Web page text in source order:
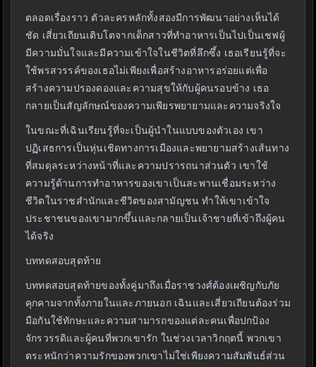
ตลอดเรื่องราว ตัวละครหลักทั้งสองมีการพัฒนาอย่างเห็นได้
ชัด เสี่ยวเถียนเติบโตจากเด็กสาวที่ทำอาหารเป็นไปเป็นเชฟผู้
มีความมั่นใจและมีความเข้าใจในชีวิตที่ลึกซึ้ง เธอเรียนรู้ที่จะ
ใช้พรสวรรค์ของเธอไม่เพียงเพื่อสร้างอาหารอร่อยแต่เพื่อ
สร้างความปรองดองและความสุขให้กับผู้คนรอบข้าง เธอ
กลายเป็นสัญลักษณ์ของความเพียรพยายามและความจริงใจ
ในขณะที่เฉินเรียนรู้ที่จะเป็นผู้นำในแบบของตัวเอง เขา
ปฏิเสธการเป็นหุ่นเชิดทางการเมืองและพยายามสร้างเส้นทาง
ที่สมดุลระหว่างหน้าที่และความปรารถนาส่วนตัว เขาใช้
ความรู้ด้านการทำอาหารของเขาเป็นสะพานเชื่อมระหว่าง
ชีวิตในราชสำนักและชีวิตของสามัญชน ทำให้เขาเข้าใจ
ประชาชนของเขามากขึ้นและกลายเป็นเจ้าชายที่เข้าถึงผู้คน
ได้จริง
บททดสอบสุดท้าย
บททดสอบสุดท้ายของทั้งคู่มาถึงเมื่อราชวงศ์ต้องเผชิญกับภัย
คุกคามจากทั้งภายในและภายนอก เฉินและเสี่ยวเถียนต้องร่วม
มือกันใช้ทักษะและความสามารถของแต่ละคนเพื่อปกป้อง
จักรวรรดิและผู้คนที่พวกเขารัก ในช่วงเวลาวิกฤตนี้ พวกเขา
ตระหนักว่าความรักของพวกเขาไม่ใช่เพียงความสัมพันธ์ส่วน